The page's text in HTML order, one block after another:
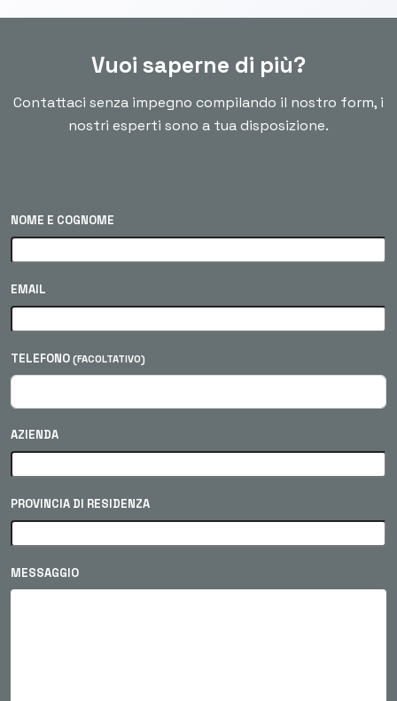
Vuoi saperne di più?
Contattaci senza impegno compilando il nostro form, i
nostri esperti sono a tua disposizione.
NOME E COGNOME
EMAIL
TELEFONO (FACOLTATIVO)
AZIENDA
PROVINCIA DI RESIDENZA
MESSAGGIO